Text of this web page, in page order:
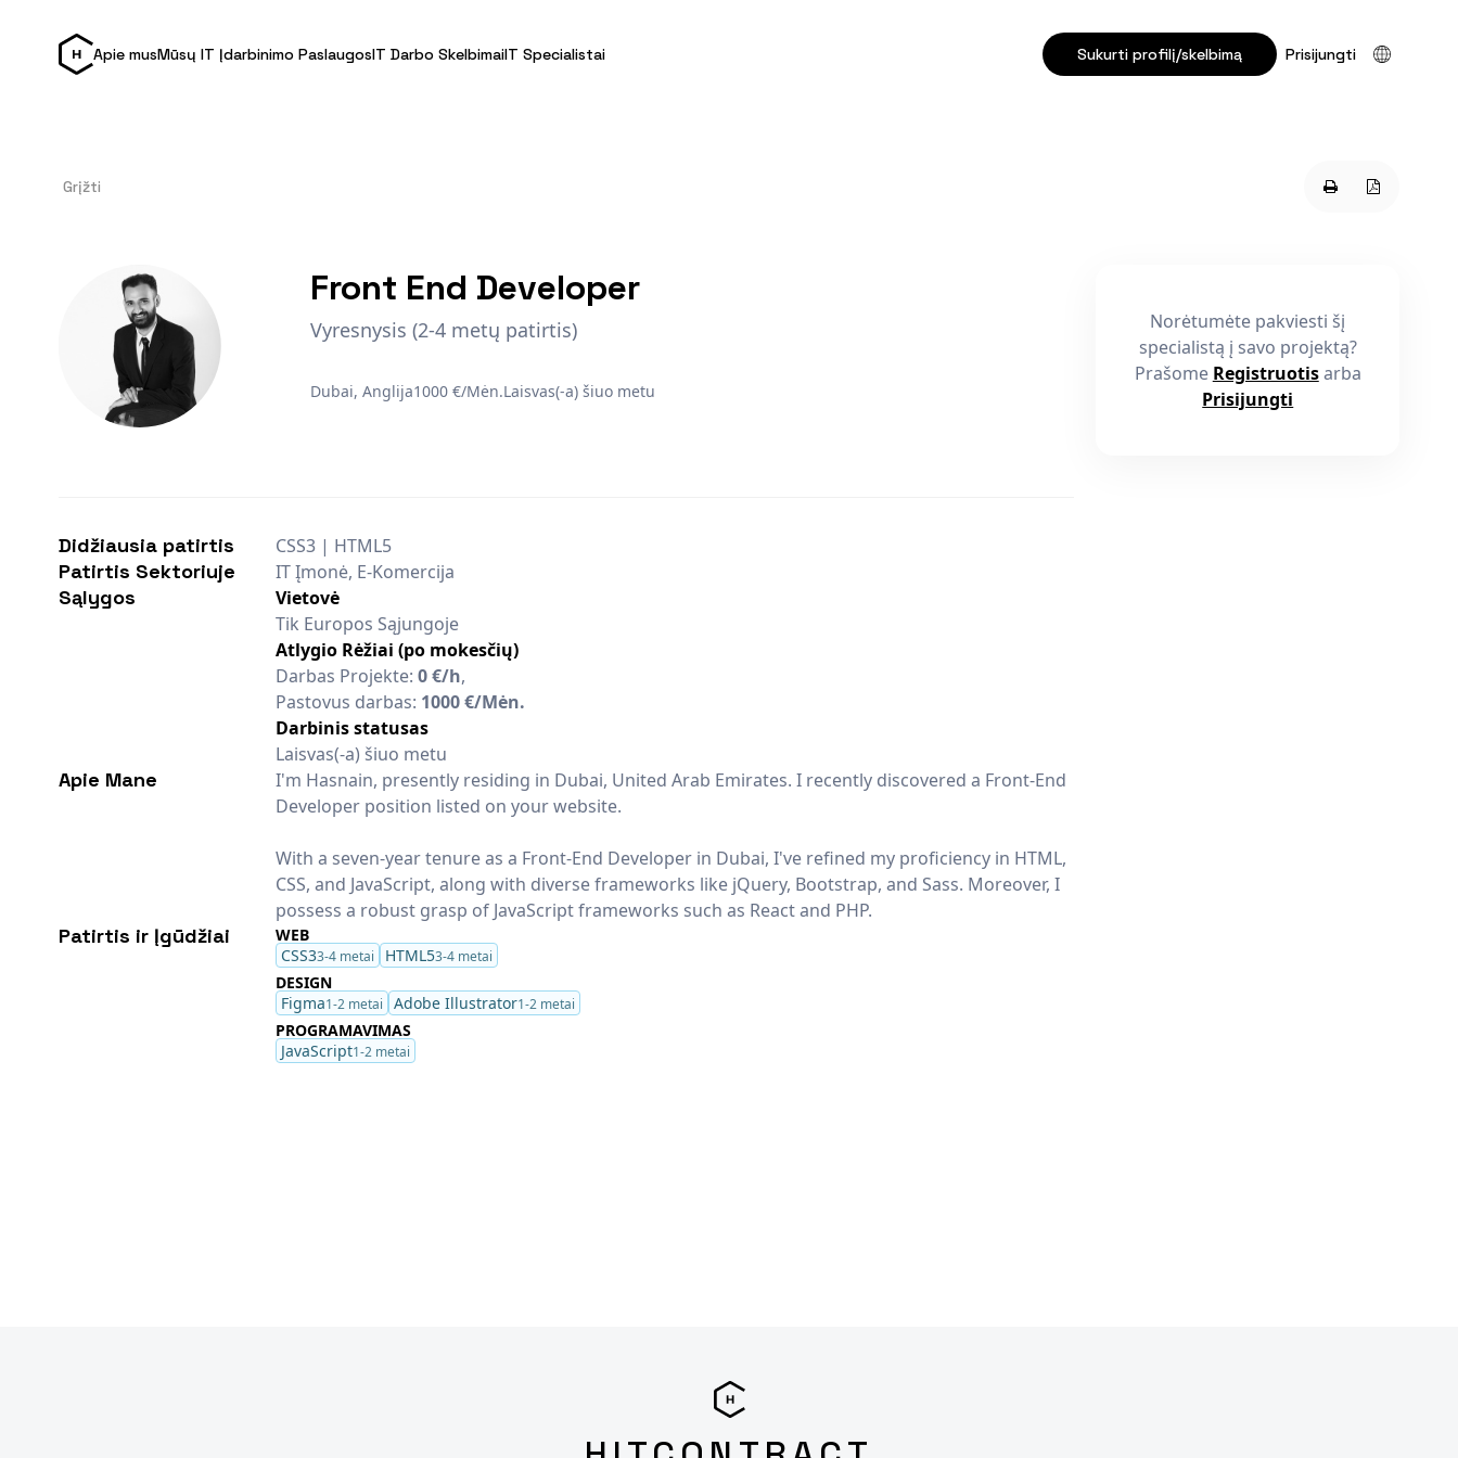
Apie musMūsų IT Įdarbinimo PaslaugosIT Darbo SkelbimaiIT Specialistai Sukurti profilį/skelbimą Prisijungti
Grįžti
Front End Developer
Vyresnysis (2-4 metų patirtis)
Dubai, Anglija1000 €/Mėn.Laisvas(-a) šiuo metu
Didžiausia patirtis CSS3 | HTML5
Patirtis Sektoriuje IT Įmonė, E-Komercija
Sąlygos
Vietovė
Tik Europos Sąjungoje
Atlygio Rėžiai (po mokesčių)
Darbas Projekte: 0 €/h,
Pastovus darbas: 1000 €/Mėn.
Darbinis statusas
Laisvas(-a) šiuo metu
Apie Mane
I'm Hasnain, presently residing in Dubai, United Arab Emirates. I recently discovered a Front-End
Developer position listed on your website.
With a seven-year tenure as a Front-End Developer in Dubai, I've refined my proficiency in HTML,
CSS, and JavaScript, along with diverse frameworks like jQuery, Bootstrap, and Sass. Moreover, I
possess a robust grasp of JavaScript frameworks such as React and PHP.
Patirtis ir Įgūdžiai
WEB
CSS33-4 metai HTML53-4 metai
DESIGN
Figma1-2 metai Adobe Illustrator1-2 metai
PROGRAMAVIMAS
JavaScript1-2 metai
Norėtumėte pakviesti šį
specialistą į savo projektą?
Prašome Registruotisarba
Prisijungti